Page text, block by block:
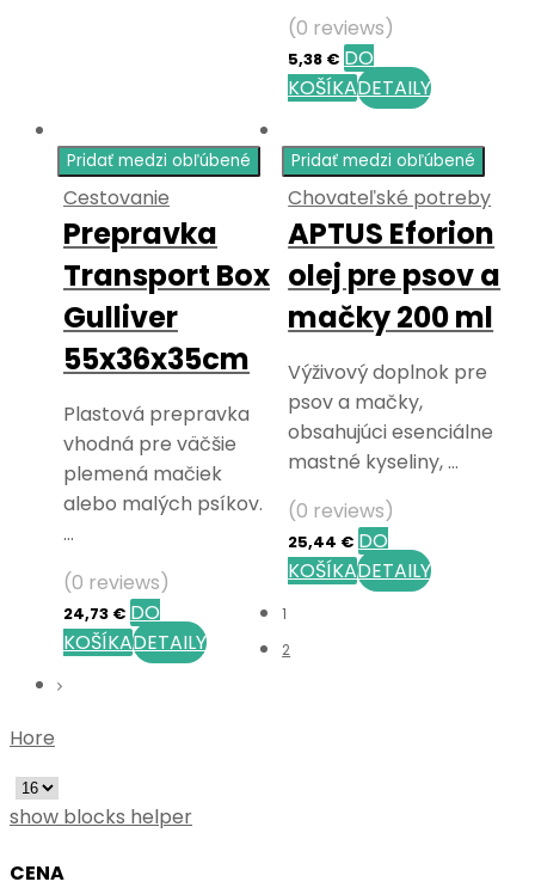
(0 reviews)
5,38 € DO
KOŠÍKADETAILY
Pridať medzi obľúbené
Cestovanie
Prepravka
Transport Box
Gulliver
55x36x35cm
Plastová prepravka
vhodná pre väčšie
plemená mačiek
alebo malých psíkov.
…
(0 reviews)
24,73 € DO
KOŠÍKADETAILY
Pridať medzi obľúbené
Chovateľské potreby
APTUS Eforion
olej pre psov a
mačky 200 ml
Výživový doplnok pre
psov a mačky,
obsahujúci esenciálne
mastné kyseliny, …
(0 reviews)
25,44 € DO
KOŠÍKADETAILY
1
2
Hore
show blocks helper
CENA